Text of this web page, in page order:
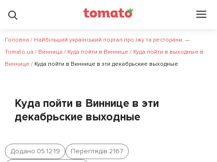
Головна / Найбільший український портал про їжу та ресторани. —
Tomato.ua / Винница / Куда пойти в Виннице / Куда пойти в выходные в
Виннице / Куда пойти в Виннице в эти декабрьские выходные
Куда пойти в Виннице в эти
декабрьские выходные
Додано:05.12.19 Переглядів:2167